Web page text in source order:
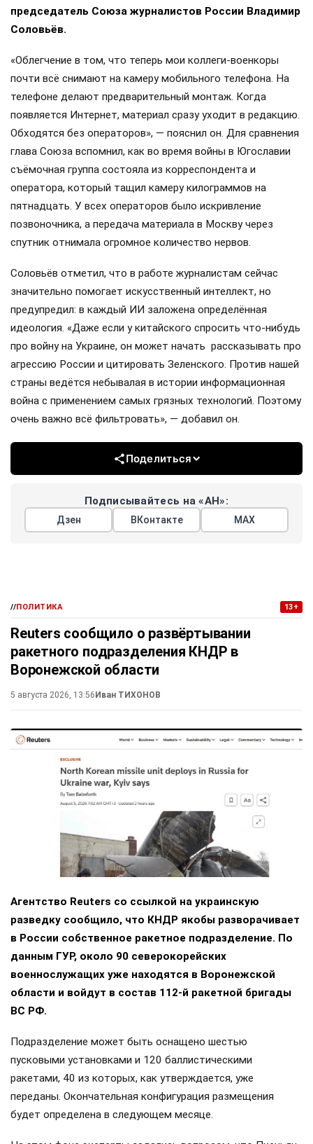
председатель Союза журналистов России Владимир
Соловьёв.
«Облегчение в том, что теперь мои коллеги-военкоры
почти всё снимают на камеру мобильного телефона. На
телефоне делают предварительный монтаж. Когда
появляется Интернет, материал сразу уходит в редакцию.
Обходятся без операторов», — пояснил он. Для сравнения
глава Союза вспомнил, как во время войны в Югославии
съёмочная группа состояла из корреспондента и
оператора, который тащил камеру килограммов на
пятнадцать. У всех операторов было искривление
позвоночника, а передача материала в Москву через
спутник отнимала огромное количество нервов.
Соловьёв отметил, что в работе журналистам сейчас
значительно помогает искусственный интеллект, но
предупредил: в каждый ИИ заложена определённая
идеология. «Даже если у китайского спросить что-нибудь
про войну на Украине, он может начать рассказывать про
агрессию России и цитировать Зеленского. Против нашей
страны ведётся небывалая в истории информационная
война с применением самых грязных технологий. Поэтому
очень важно всё фильтровать», — добавил он.
Поделиться
Подписывайтесь на «АН»:
Дзен ВКонтакте МАХ
//ПОЛИТИКА 13+
Reuters сообщило о развёртывании
ракетного подразделения КНДР в
Воронежской области
5 августа 2026, 13:56 Иван ТИХОНОВ
Агентство Reuters со ссылкой на украинскую
разведку сообщило, что КНДР якобы разворачивает
в России собственное ракетное подразделение. По
данным ГУР, около 90 северокорейских
военнослужащих уже находятся в Воронежской
области и войдут в состав 112-й ракетной бригады
ВС РФ.
Подразделение может быть оснащено шестью
пусковыми установками и 120 баллистическими
ракетами, 40 из которых, как утверждается, уже
переданы. Окончательная конфигурация размещения
будет определена в следующем месяце.